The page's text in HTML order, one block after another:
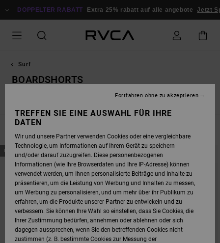
ZURDOPPELTER RABATT Extra 25% rabatt auf alle angebote Jetzt
Surf
BOARDSHORTS
DIREKT
ZU
FILTERKRITERIEN
ÜBERSPRINGEN
UND
FILTERN
NEUHEITEN
TREFFEN SIE EINE AUSWAHL FÜR IHRE
DATEN
Wir und unsere Partner verwenden Cookies oder eine vergleichbare
Technologie, um Informationen auf Ihrem Gerät zu speichern
und/oder darauf zuzugreifen. Diese personenbezogenen
Informationen (wie Ihre Browserdaten und Ihre IP-Adresse) können
verwendet werden, um Ihnen personalisierte Beiträge und Inhalte zu
präsentieren, um die Leistung von Werbung und Inhalten zu messen,
um Werbung zu personalisieren, und um mehr über ihr Publikum zu
erfahren, um die Produkte unserer Partner zu entwickeln und zu
verbessern. Sie können Ihre Wahl so einstellen, dass Sie Cookies, die
Ihrer Zustimmung bedürfen, annehmen oder ablehnen oder sich
dagegen aussprechen, wenn Sie den betreffenden Cookies nicht
zustimmen (z. B. bestimmte Cookies zur Messung der
Fortfahren ohne zu akzeptieren